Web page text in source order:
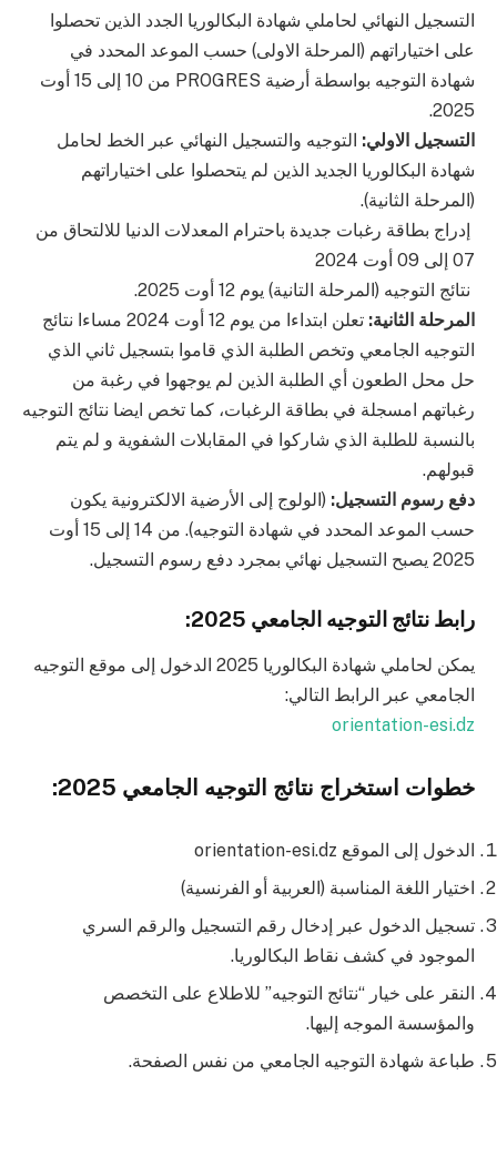
التسجيل النهائي لحاملي شهادة البكالوريا الجدد الذين تحصلوا
على اختياراتهم (المرحلة الاولى) حسب الموعد المحدد في
شهادة التوجيه بواسطة أرضية PROGRES من 10 إلى 15 أوت
2025.
التسجيل الاولي: التوجيه والتسجيل النهائي عبر الخط لحامل
شهادة البكالوريا الجديد الذين لم يتحصلوا على اختياراتهم
(المرحلة الثانية).
إدراج بطاقة رغبات جديدة باحترام المعدلات الدنيا للالتحاق من
07 إلى 09 أوت 2024
نتائج التوجيه (المرحلة التانية) يوم 12 أوت 2025.
المرحلة الثانية:
تعلن ابتداءا من يوم 12 أوت 2024 مساءا نتائج
التوجيه الجامعي وتخص الطلبة الذي قاموا بتسجيل ثاني الذي
حل محل الطعون أي الطلبة الذين لم يوجهوا في رغبة من
رغباتهم امسجلة في بطاقة الرغبات، كما تخص ايضا نتائج التوجيه
بالنسبة للطلبة الذي شاركوا في المقابلات الشفوية و لم يتم
قبولهم.
دفع رسوم التسجيل: (الولوج إلى الأرضية الالكترونية يكون
حسب الموعد المحدد في شهادة التوجيه). من 14 إلى 15 أوت
2025 يصبح التسجيل نهائي بمجرد دفع رسوم التسجيل.
رابط نتائج التوجيه الجامعي 2025:
يمكن لحاملي شهادة البكالوريا 2025 الدخول إلى موقع التوجيه
الجامعي عبر الرابط التالي:
orientation-esi.dz
خطوات استخراج نتائج التوجيه الجامعي 2025:
الدخول إلى الموقع orientation-esi.dz
اختيار اللغة المناسبة (العربية أو الفرنسية)
تسجيل الدخول عبر إدخال رقم التسجيل والرقم السري
الموجود في كشف نقاط البكالوريا.
النقر على خيار “نتائج التوجيه” للاطلاع على التخصص
والمؤسسة الموجه إليها.
طباعة شهادة التوجيه الجامعي من نفس الصفحة.